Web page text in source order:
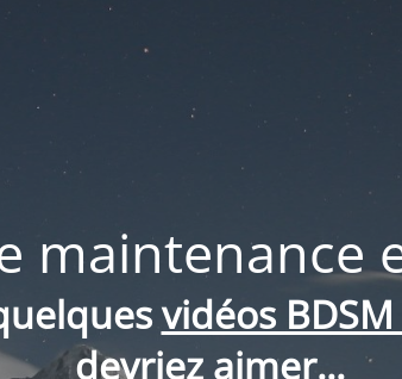
maintenance
vidéos
devriez aimer...